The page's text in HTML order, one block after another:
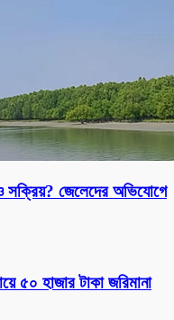
সক্রিয়? জেলেদের অভিযোগে
৫০ হাজার টাকা জরিমানা